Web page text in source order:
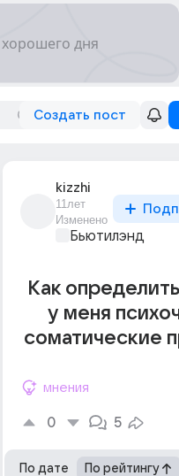
Создать пост
kizzhi
11лет
Изменено
Бьютилэнд
Как
у меня
соматические
мнения
0 5
По дате По рейтингу